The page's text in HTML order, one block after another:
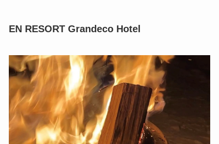
EN RESORT Grandeco Hotel